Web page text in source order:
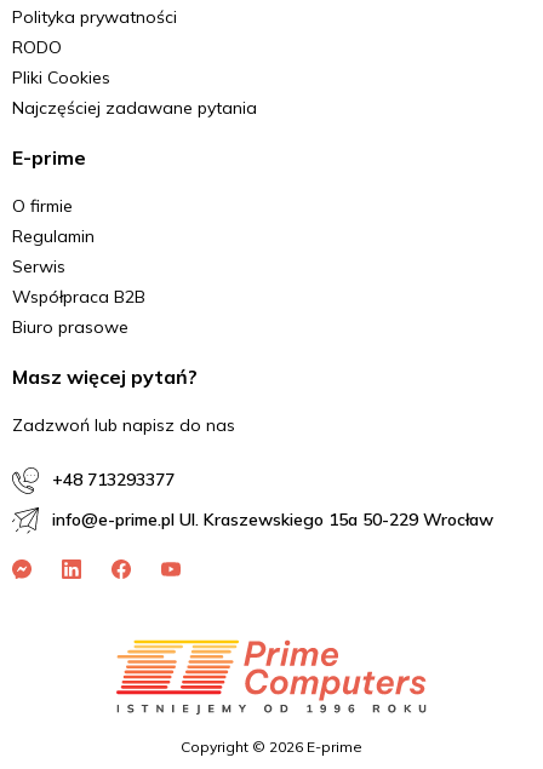
Polityka prywatności
RODO
Pliki Cookies
Najczęściej zadawane pytania
E-prime
O firmie
Regulamin
Serwis
Współpraca B2B
Biuro prasowe
Masz więcej pytań?
Zadzwoń lub napisz do nas
+48 713293377
info@e-prime.pl Ul. Kraszewskiego 15a 50-229 Wrocław
Copyright © 2026 E-prime